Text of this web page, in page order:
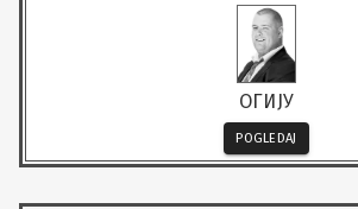
ОГИЈУ
POGLEDAJ